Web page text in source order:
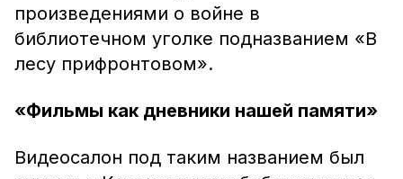
произведениями о войне в
библиотечном уголке подназванием «В
лесу прифронтовом».
«Фильмы как дневники нашей памяти»
Видеосалон под таким названием был